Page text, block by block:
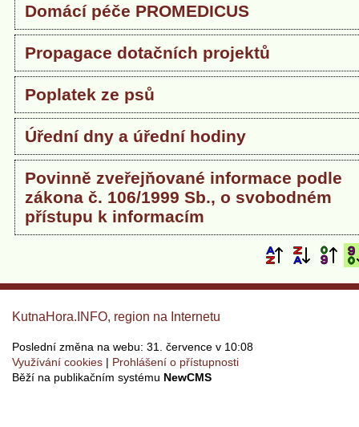
Domácí péče PROMEDICUS
Propagace dotačních projektů
Poplatek ze psů
Úřední dny a úřední hodiny
Povinně zveřejňované informace podle
zákona č. 106/1999 Sb., o svobodném
přístupu k informacím
KutnaHora.INFO, region na Internetu
Poslední změna na webu: 31. července v 10:08
Využívání cookies
Prohlášení o přístupnosti
Běží na publikačním systému NewCMS